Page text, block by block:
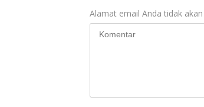
Alamat email Anda tidak